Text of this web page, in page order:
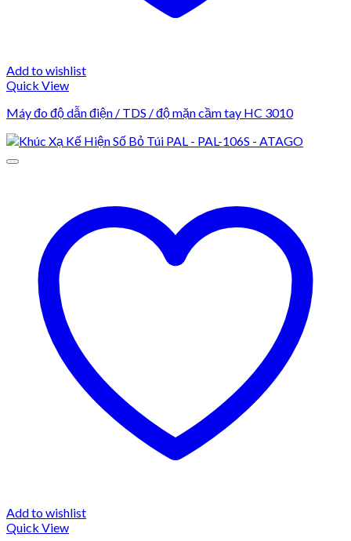
Add to wishlist
Quick View
Máy đo độ dẫn điện / TDS / độ mặn cầm tay HC 3010
Add to wishlist
Quick View